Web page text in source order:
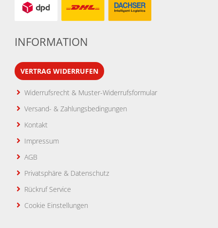
INFORMATION
VERTRAG WIDERRUFEN
Widerrufsrecht & Muster-Widerrufsformular
Versand- & Zahlungsbedingungen
Kontakt
Impressum
AGB
Privatsphäre & Datenschutz
Rückruf Service
Cookie Einstellungen